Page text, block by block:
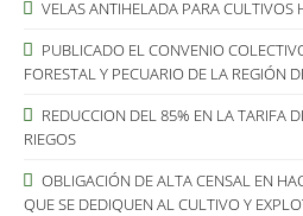
VELAS ANTIHELADA PARA CULTIVOS
PUBLICADO EL CONVENIO
FORESTAL Y PECUARIO DE LA REGIÓN
REDUCCION DEL 85% EN LA TARIFA
RIEGOS
OBLIGACIÓN DE ALTA CENSAL EN
QUE SE DEDIQUEN AL CULTIVO Y